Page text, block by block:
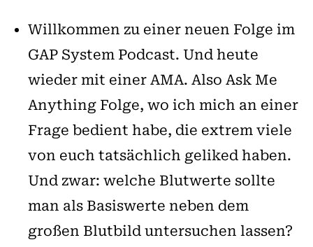
Willkommen zu einer neuen Folge im
GAP System Podcast. Und heute
wieder mit einer AMA. Also Ask Me
Anything Folge, wo ich mich an einer
Frage bedient habe, die extrem viele
von euch tatsächlich geliked haben.
Und zwar: welche Blutwerte sollte
man als Basiswerte neben dem
großen Blutbild untersuchen lassen?